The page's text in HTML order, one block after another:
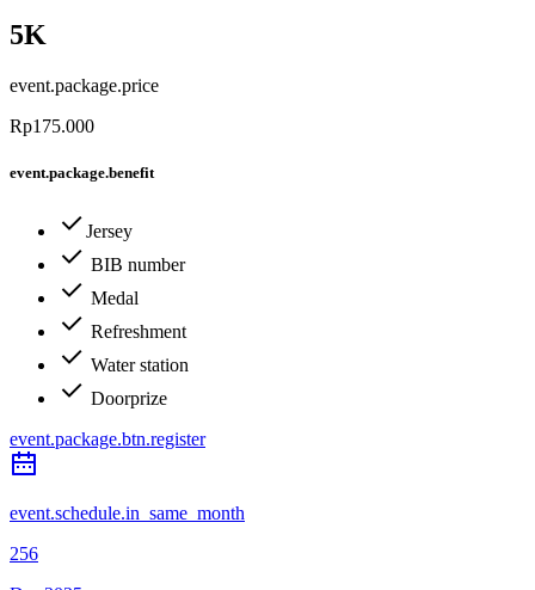
5K
event.package.price
Rp175.000
event.package.benefit
Jersey
BIB number
Medal
Refreshment
Water station
Doorprize
event.package.btn.register
event.schedule.in_same_month
256